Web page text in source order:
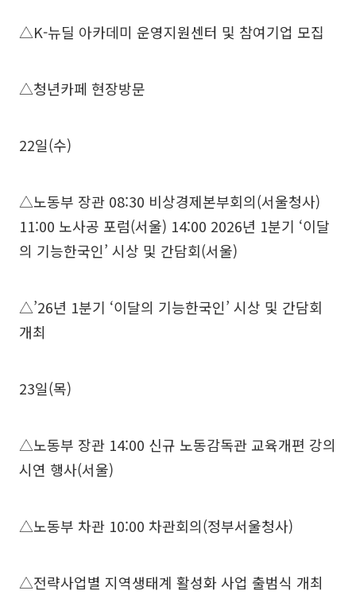
△K-뉴딜 아카데미 운영지원센터 및 참여기업 모집
△청년카페 현장방문
22일(수)
△노동부 장관 08:30 비상경제본부회의(서울청사)
11:00 노사공 포럼(서울) 14:00 2026년 1분기 ‘이달
의 기능한국인’ 시상 및 간담회(서울)
△’26년 1분기 ‘이달의 기능한국인’ 시상 및 간담회
개최
23일(목)
△노동부 장관 14:00 신규 노동감독관 교육개편 강의
시연 행사(서울)
△노동부 차관 10:00 차관회의(정부서울청사)
△전략사업별 지역생태계 활성화 사업 출범식 개최